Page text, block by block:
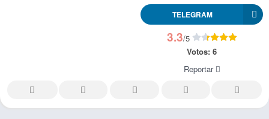
TELEGRAM
3.3/5
Votos: 6
Reportar